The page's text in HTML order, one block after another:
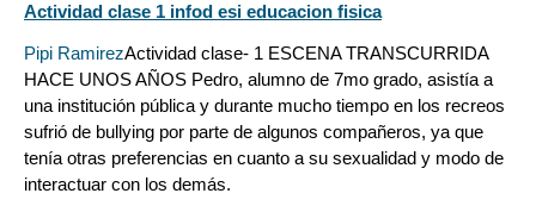
Actividad clase 1 infod esi educacion fisica
Pipi RamirezActividad clase- 1 ESCENA TRANSCURRIDA
HACE UNOS AÑOS Pedro, alumno de 7mo grado, asistía a
una institución pública y durante mucho tiempo en los recreos
sufrió de bullying por parte de algunos compañeros, ya que
tenía otras preferencias en cuanto a su sexualidad y modo de
interactuar con los demás.